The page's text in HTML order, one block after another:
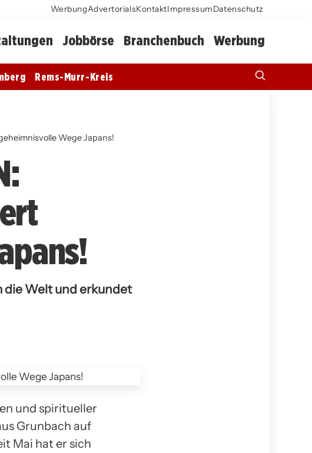
WerbungAdvertorialsKontaktImpressumDatenschutz
Jobbörse Branchenbuch Werbung
Rems-Murr-Kreis
Wege Japans!
die Welt und erkundet
und spiritueller
Grunbach auf
Mai hat er sich